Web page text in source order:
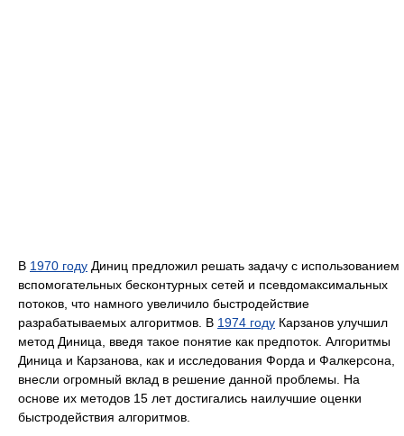
В 1970 году Диниц предложил решать задачу с использованием
вспомогательных бесконтурных сетей и псевдомаксимальных
потоков, что намного увеличило быстродействие
разрабатываемых алгоритмов. В 1974 году Карзанов улучшил
метод Диница, введя такое понятие как предпоток. Алгоритмы
Диница и Карзанова, как и исследования Форда и Фалкерсона,
внесли огромный вклад в решение данной проблемы. На
основе их методов 15 лет достигались наилучшие оценки
быстродействия алгоритмов.